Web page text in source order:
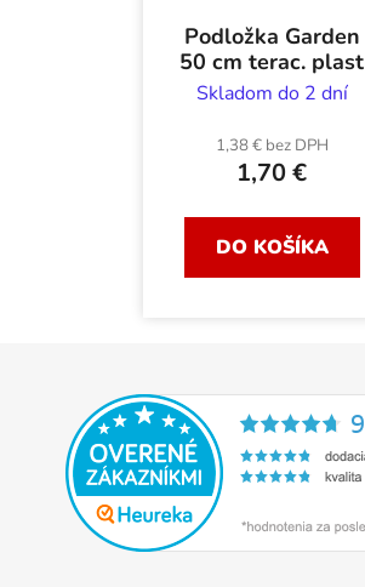
Podložka Garden
50 cm terac. plast
Skladom do 2 dní
1,38 € bez DPH
1,70 €
DO KOŠÍKA